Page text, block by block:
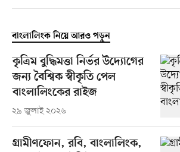
বাংলালিংক নিয়ে আরও পড়ুন
কৃত্রিম বুদ্ধিমত্তা নির্ভর উদ্যোগের
জন্য বৈশ্বিক স্বীকৃতি পেল
বাংলালিংকের রাইজ
২৯ জুলাই ২০২৬
গ্রামীণফোন, রবি, বাংলালিংক,